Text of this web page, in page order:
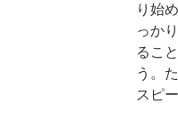
り始
っか
るこ
う。
スピ